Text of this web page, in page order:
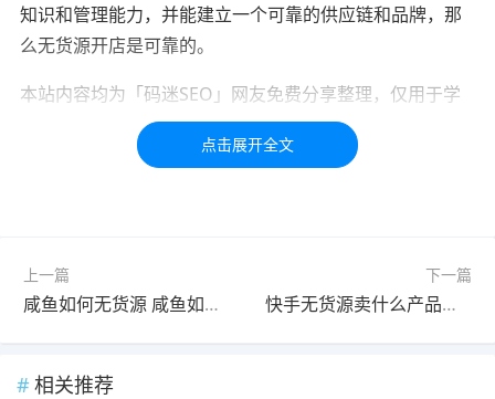
知识和管理能力，并能建立一个可靠的供应链和品牌，那
么无货源开店是可靠的。
本站内容均为「码迷SEO」网友免费分享整理，仅用于学
习交流，如有疑问，请联系我们48小时处理！！！！
上一篇
咸鱼如何无货源 咸鱼如何无货源赚钱
下一篇
快手无货源卖什么产品好卖 无货源选什么产品好卖
相关推荐